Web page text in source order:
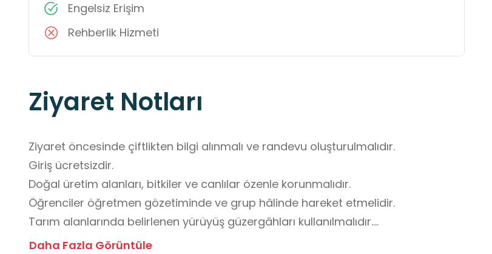
Engelsiz Erişim
Rehberlik Hizmeti
Ziyaret Notları
Ziyaret öncesinde çiftlikten bilgi alınmalı ve randevu oluşturulmalıdır.
Giriş ücretsizdir.
Doğal üretim alanları, bitkiler ve canlılar özenle korunmalıdır.
Öğrenciler öğretmen gözetiminde ve grup hâlinde hareket etmelidir.
Tarım alanlarında belirlenen yürüyüş güzergâhları kullanılmalıdır.
Mevsime uygun kıyafet ve rahat ayakkabı tercih edilmelidir.
Daha Fazla Görüntüle